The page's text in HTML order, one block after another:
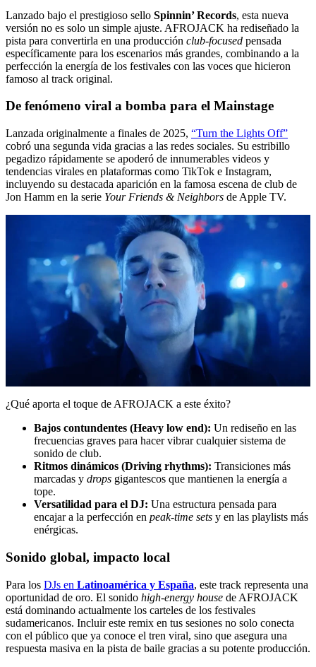
Lanzado bajo el prestigioso sello Spinnin’ Records, esta nueva
versión no es solo un simple ajuste. AFROJACK ha rediseñado la
pista para convertirla en una producción club-focused pensada
específicamente para los escenarios más grandes, combinando a la
perfección la energía de los festivales con las voces que hicieron
famoso al track original.
De fenómeno viral a bomba para el Mainstage
Lanzada originalmente a finales de 2025, “Turn the Lights Off”
cobró una segunda vida gracias a las redes sociales. Su estribillo
pegadizo rápidamente se apoderó de innumerables videos y
tendencias virales en plataformas como TikTok e Instagram,
incluyendo su destacada aparición en la famosa escena de club de
Jon Hamm en la serie Your Friends & Neighbors de Apple TV.
¿Qué aporta el toque de AFROJACK a este éxito?
Bajos contundentes (Heavy low end): Un rediseño en las
frecuencias graves para hacer vibrar cualquier sistema de
sonido de club.
Ritmos dinámicos (Driving rhythms): Transiciones más
marcadas y drops gigantescos que mantienen la energía a
tope.
Versatilidad para el DJ: Una estructura pensada para
encajar a la perfección en peak-time sets y en las playlists más
enérgicas.
Sonido global, impacto local
Para los DJs en Latinoamérica y España, este track representa una
oportunidad de oro. El sonido high-energy house de AFROJACK
está dominando actualmente los carteles de los festivales
sudamericanos. Incluir este remix en tus sesiones no solo conecta
con el público que ya conoce el tren viral, sino que asegura una
respuesta masiva en la pista de baile gracias a su potente producción.